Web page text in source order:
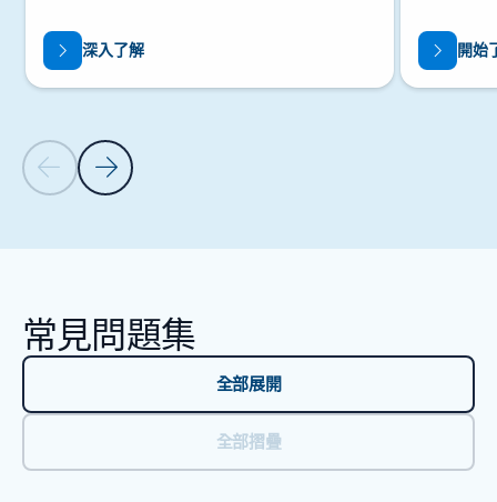
上一張投影片下一張投影片
深入了解 開始
回到浮動切換瀏覽控制
常見問題集
全部展開
全部摺疊